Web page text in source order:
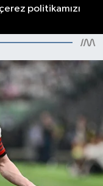
politikamızı